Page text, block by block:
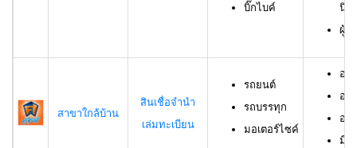
บิ๊กไบค์
นิติ
ผู้กู้
สาขาใกล้บ้าน
สินเชื่อจำนำ
เล่มทะเบียน
รถยนต์
รถบรรทุก
มอเตอร์ไซค์
อา
อา
อา
มีชื่